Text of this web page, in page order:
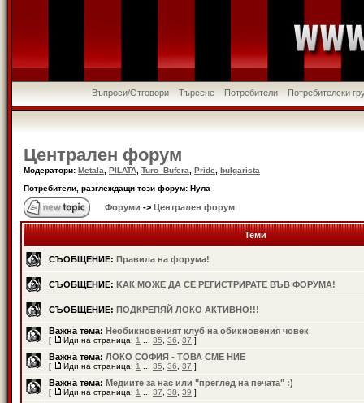
Въпроси/Отговори Търсене Потребители Потребителски
Централен форум
Модератори: Metala PILATA Turo_Bufera Pride
bulgarista
Потребители, разглеждащи този форум: Нула
Форуми -> Централен форум
Теми
СЪОБЩЕНИЕ: Правила на форума!
СЪОБЩЕНИЕ: KАК МОЖЕ ДА СЕ РЕГИСТРИРАТЕ ВЪВ ФОРУМА!
СЪОБЩЕНИЕ: ПОДКРЕПЯЙ ЛОКО АКТИВНО!!!
Важна тема: Необикновеният клуб на обикновения човек
[ Иди на страница: 1 35 36 37 ]
Важна тема: ЛОКО СОФИЯ - ТОВА СМЕ НИЕ
[ Иди на страница: 1 35 36 37 ]
Важна тема: Медиите за нас или "преглед на печата" :)
[ Иди на страница: 1 37 38 39 ]